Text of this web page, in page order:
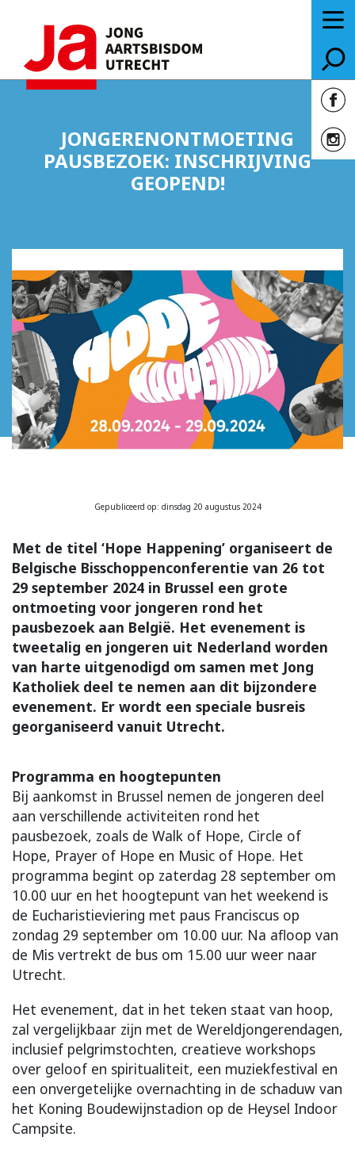
JONGERENONTMOETING
PAUSBEZOEK: INSCHRIJVING
GEOPEND!
Gepubliceerd op: dinsdag 20 augustus 2024
Met de titel ‘Hope Happening’ organiseert de
Belgische Bisschoppenconferentie van 26 tot
29 september 2024 in Brussel een grote
ontmoeting voor jongeren rond het
pausbezoek aan België. Het evenement is
tweetalig en jongeren uit Nederland worden
van harte uitgenodigd om samen met Jong
Katholiek deel te nemen aan dit bijzondere
evenement. Er wordt een speciale busreis
georganiseerd vanuit Utrecht.
Programma en hoogtepunten
Bij aankomst in Brussel nemen de jongeren deel
aan verschillende activiteiten rond het
pausbezoek, zoals de Walk of Hope, Circle of
Hope, Prayer of Hope en Music of Hope. Het
programma begint op zaterdag 28 september om
10.00 uur en het hoogtepunt van het weekend is
de Eucharistieviering met paus Franciscus op
zondag 29 september om 10.00 uur. Na afloop van
de Mis vertrekt de bus om 15.00 uur weer naar
Utrecht.
Het evenement, dat in het teken staat van hoop,
zal vergelijkbaar zijn met de Wereldjongerendagen,
inclusief pelgrimstochten, creatieve workshops
over geloof en spiritualiteit, een muziekfestival en
een onvergetelijke overnachting in de schaduw van
het Koning Boudewijnstadion op de Heysel Indoor
Campsite.